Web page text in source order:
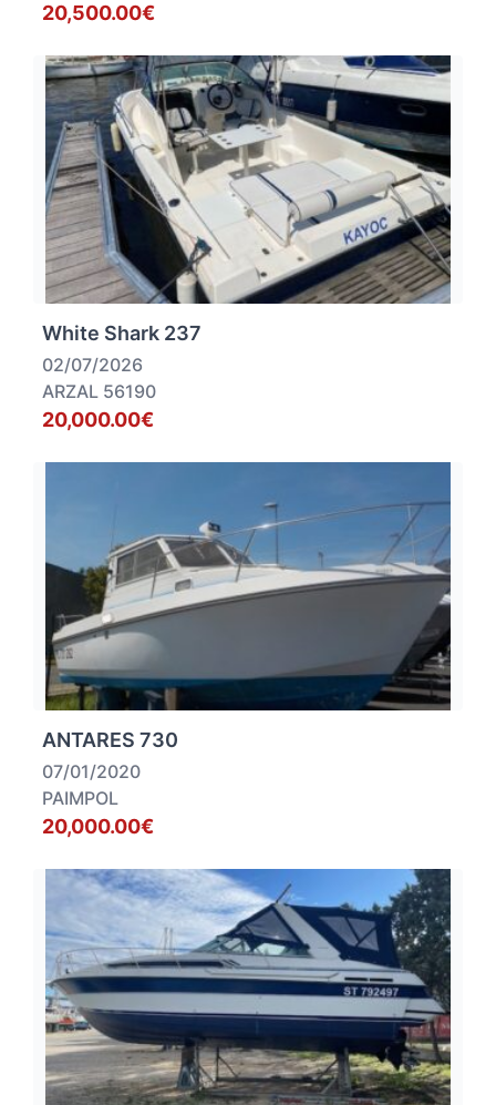
20,500.00€
White Shark 237
02/07/2026
ARZAL 56190
20,000.00€
ANTARES 730
07/01/2020
PAIMPOL
20,000.00€